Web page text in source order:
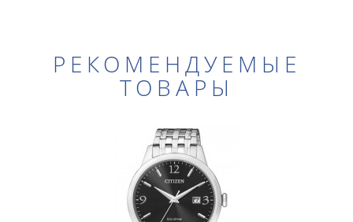
РЕКОМЕНДУЕМЫЕ
ТОВАРЫ